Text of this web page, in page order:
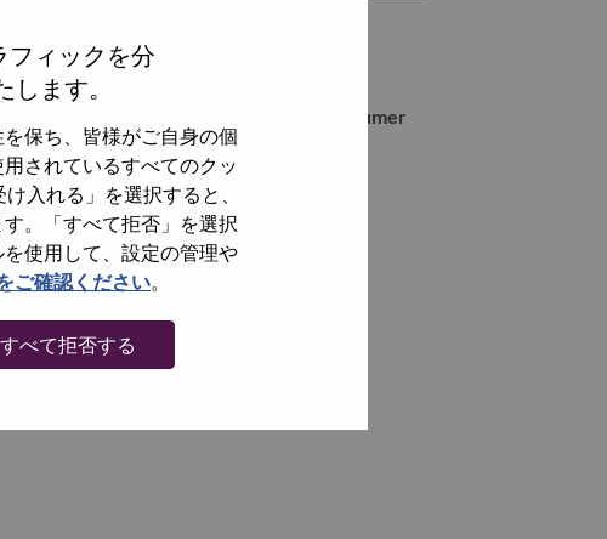
フィックを分
ます。
保ち、皆様がご自身の個
されているすべてのクッ
入れる」を選択すると、
。「すべて拒否」を選択
使用して、設定の管理や
ご確認ください
すべて拒否する
BANGALORE, Karnataka, India,
AP Tablets Product Manager - Consumer
BANGALORE, Karnataka, India,
Vertical Lead - RD
BANGALORE, Karnataka, India,
Sr Inside Sales Representative
BANGALORE, Karnataka, India,
全てを見る